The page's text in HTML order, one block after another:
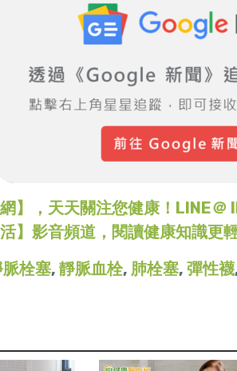
】，天天關注您健康！LINE
】影音頻道，閱讀健康知識更
栓塞, 靜脈血栓, 肺栓塞, 彈性襪